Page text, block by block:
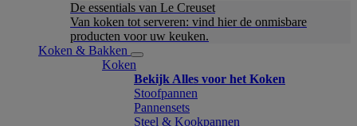
De essentials van Le Creuset
Van koken tot serveren: vind hier de onmisbare
producten voor uw keuken.
Koken & Bakken
Koken
Bekijk Alles voor het Koken
Stoofpannen
Pannensets
Steel & Kookpannen